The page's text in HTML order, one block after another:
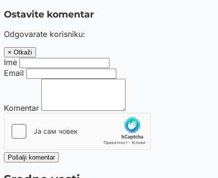
Ostavite komentar
Odgovarate korisniku:
× Otkaži
Ime
Email
Komentar
Pošalji komentar